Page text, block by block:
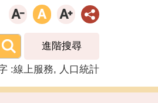
進階搜尋
線上服務 人口統計